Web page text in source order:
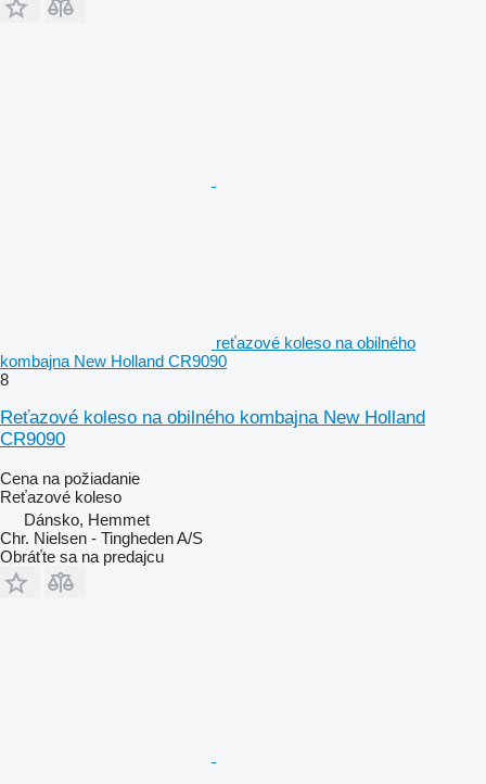
reťazové koleso na obilného
kombajna New Holland CR9090
8
Reťazové koleso na obilného kombajna New Holland
CR9090
Cena na požiadanie
Reťazové koleso
Dánsko, Hemmet
Chr. Nielsen - Tingheden A/S
Obráťte sa na predajcu